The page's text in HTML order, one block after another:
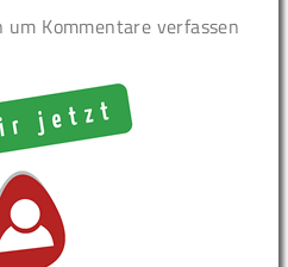
um Kommentare verfassen